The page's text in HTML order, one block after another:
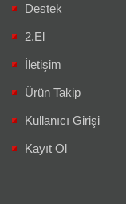
Destek
2.El
İletişim
Ürün Takip
Kullanıcı Girişi
Kayıt Ol